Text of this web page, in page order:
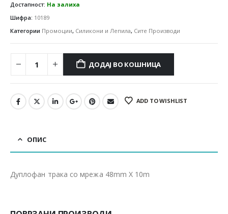
Достапност: На залиха
Шифра: 10189
Категории Промоции, Силикони и Лепила, Сите Производи
ДОДАЈ ВО КОШНИЦА
ADD TO WISHLIST
ОПИС
Дуплофан трака со мрежа 48mm X 10m